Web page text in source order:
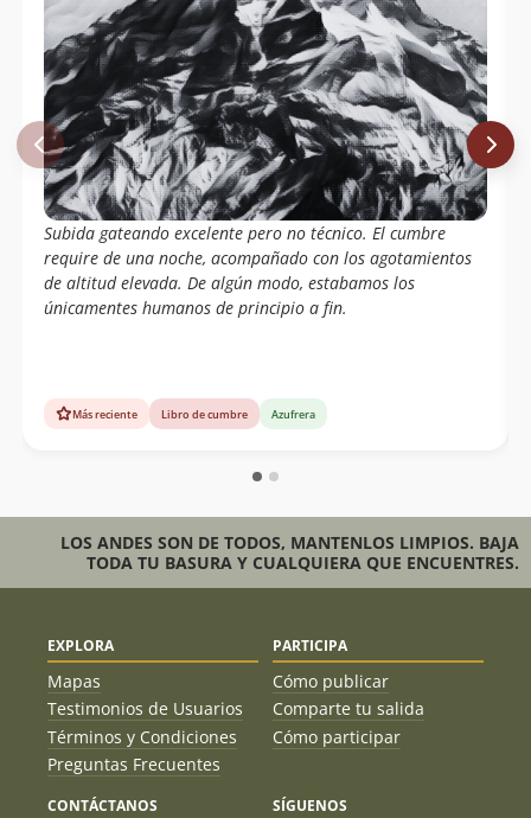
Subida gateando excelente pero no técnico. El cumbre
require de una noche, acompañado con los agotamientos
de altitud elevada. De algún modo, estabamos los
únicamentes humanos de principio a fin.
Más reciente Libro de cumbre Azufrera
LOS ANDES SON DE TODOS, MANTENLOS LIMPIOS. BAJA
TODA TU BASURA Y CUALQUIERA QUE ENCUENTRES.
EXPLORA
Mapas
Testimonios de Usuarios
Términos y Condiciones
Preguntas Frecuentes
PARTICIPA
Cómo publicar
Comparte tu salida
Cómo participar
CONTÁCTANOS SÍGUENOS